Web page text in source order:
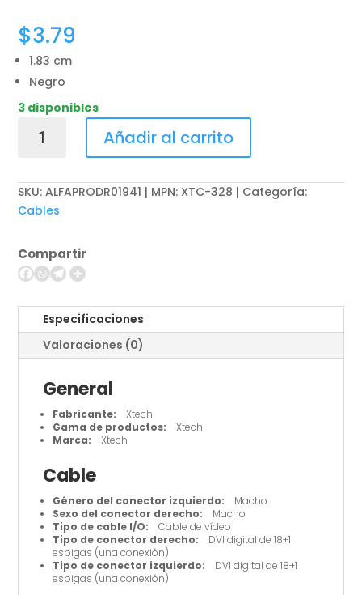
$3.79
1.83 cm
Negro
3 disponibles
XTC-
-
Cable
de
-
DVI-
macho
a
macho
Añadir al carrito
SKU:ALFAPRODR01941 | MPN: XTC-328
Categoría:
Cables
Compartir
Especificaciones
Valoraciones (0)
General
Fabricante: Xtech
Gama de productos: Xtech
Marca: Xtech
Cable
Género del conector izquierdo: Macho
Sexo del conector derecho: Macho
Tipo de cable I/O: Cable de vídeo
Tipo de conector derecho: DVI digital de 18+1
espigas (una conexión)
Tipo de conector izquierdo: DVI digital de 18+1
espigas (una conexión)